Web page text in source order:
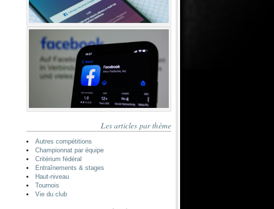
Les articles par thème
Autres compétitions
Championnat par équipe
Critérium fédéral
Entraînements & stages
Haut-niveau
Tournois
Vie du club